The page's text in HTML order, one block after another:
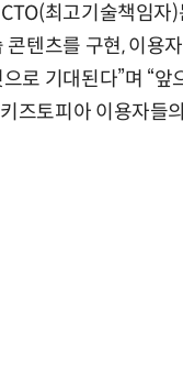
최고기술책임자
콘텐츠를 구현, 이용
로 기대된다”며 “
즈토피아 이용자들